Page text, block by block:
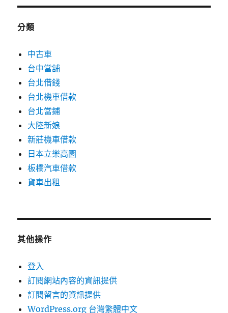
分類
中古車
台中當舖
台北借錢
台北機車借款
台北當鋪
大陸新娘
新莊機車借款
日本立樂高園
板橋汽車借款
貨車出租
其他操作
登入
訂閱網站內容的資訊提供
訂閱留言的資訊提供
WordPress.org 台灣繁體中文